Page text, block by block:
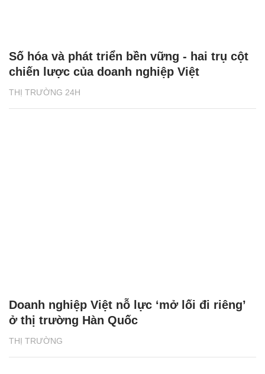
THỊ TRƯỜNG 24H
Số hóa và phát triển bền vững - hai trụ cột
chiến lược của doanh nghiệp Việt
THỊ TRƯỜNG
Doanh nghiệp Việt nỗ lực ‘mở lối đi riêng’
ở thị trường Hàn Quốc